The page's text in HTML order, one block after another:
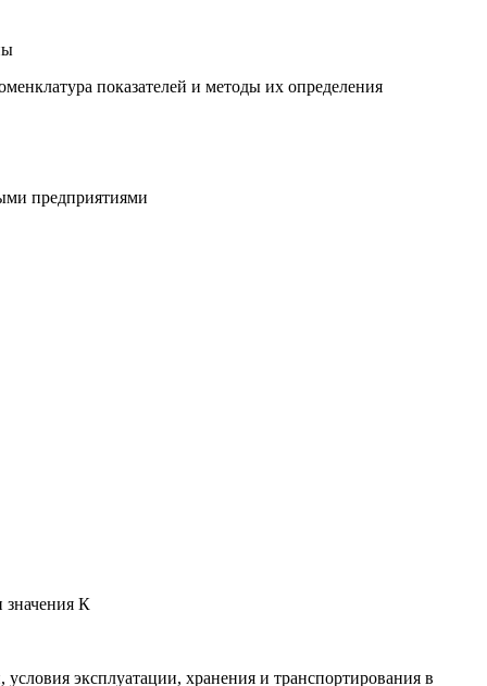
показателей и методы их определения
предприятиями
значения К
эксплуатации, хранения и транспортирования в